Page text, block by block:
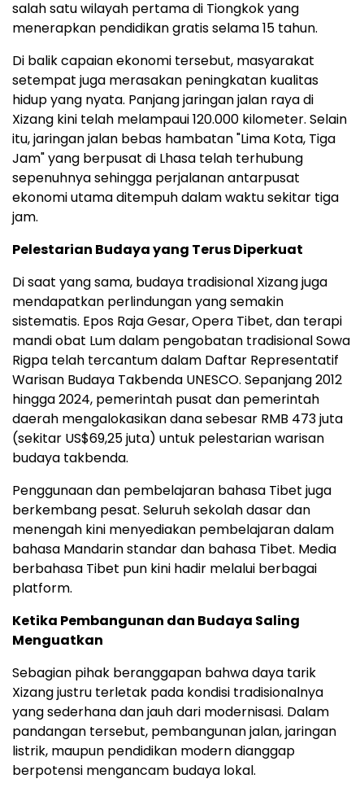
salah satu wilayah pertama di Tiongkok yang
menerapkan pendidikan gratis selama 15 tahun.
Di balik capaian ekonomi tersebut, masyarakat
setempat juga merasakan peningkatan kualitas
hidup yang nyata. Panjang jaringan jalan raya di
Xizang kini telah melampaui 120.000 kilometer. Selain
itu, jaringan jalan bebas hambatan "Lima Kota, Tiga
Jam" yang berpusat di Lhasa telah terhubung
sepenuhnya sehingga perjalanan antarpusat
ekonomi utama ditempuh dalam waktu sekitar tiga
jam.
Pelestarian Budaya yang Terus Diperkuat
Di saat yang sama, budaya tradisional Xizang juga
mendapatkan perlindungan yang semakin
sistematis. Epos Raja Gesar, Opera Tibet, dan terapi
mandi obat Lum dalam pengobatan tradisional Sowa
Rigpa telah tercantum dalam Daftar Representatif
Warisan Budaya Takbenda UNESCO. Sepanjang 2012
hingga 2024, pemerintah pusat dan pemerintah
daerah mengalokasikan dana sebesar RMB 473 juta
(sekitar US$69,25 juta) untuk pelestarian warisan
budaya takbenda.
Penggunaan dan pembelajaran bahasa Tibet juga
berkembang pesat. Seluruh sekolah dasar dan
menengah kini menyediakan pembelajaran dalam
bahasa Mandarin standar dan bahasa Tibet. Media
berbahasa Tibet pun kini hadir melalui berbagai
platform.
Ketika Pembangunan dan Budaya Saling
Menguatkan
Sebagian pihak beranggapan bahwa daya tarik
Xizang justru terletak pada kondisi tradisionalnya
yang sederhana dan jauh dari modernisasi. Dalam
pandangan tersebut, pembangunan jalan, jaringan
listrik, maupun pendidikan modern dianggap
berpotensi mengancam budaya lokal.